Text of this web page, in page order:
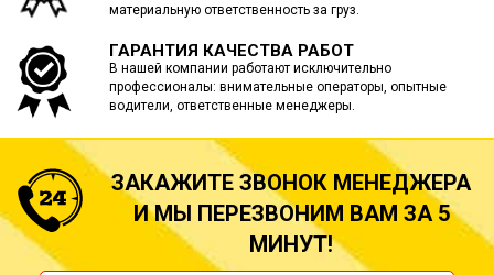
материальную ответственность за груз.
ГАРАНТИЯ КАЧЕСТВА РАБОТ
В нашей компании работают исключительно
профессионалы: внимательные операторы, опытные
водители, ответственные менеджеры.
ЗАКАЖИТЕ ЗВОНОК МЕНЕДЖЕРА
И МЫ ПЕРЕЗВОНИМ ВАМ ЗА 5
МИНУТ!